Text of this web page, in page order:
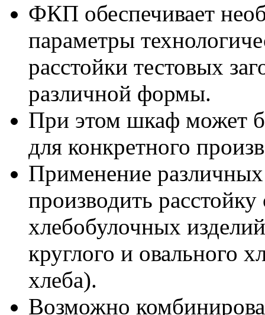
ФКП обеспечивает
параметры
расстойки тестовых
различной формы.
При этом шкаф может
для конкретного
Применение
производить
хлебобулочных
круглого и овального
хлеба).
Возможно